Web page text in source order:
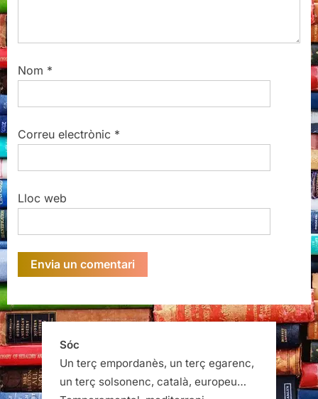
Nom *
Correu electrònic *
Lloc web
Sóc
Un terç empordanès, un terç egarenc,
un terç solsonenc, català, europeu…